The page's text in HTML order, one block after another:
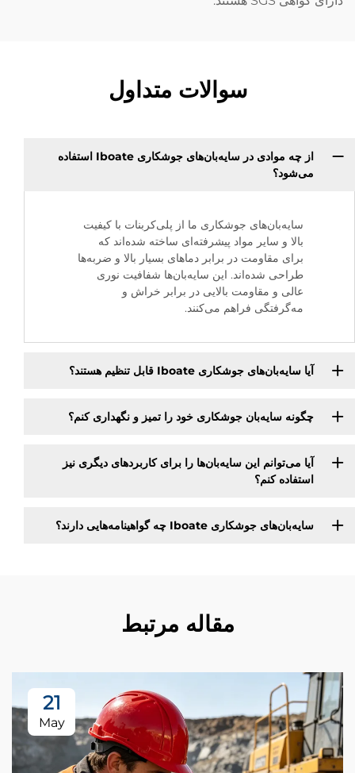
سوالات متداول
از چه موادی در سایه‌بان‌های جوشکاری Iboate استفاده
می‌شود؟
سایه‌بان‌های جوشکاری ما از پلی‌کربنات با کیفیت
بالا و سایر مواد پیشرفته‌ای ساخته شده‌اند که
برای مقاومت در برابر دماهای بسیار بالا و ضربه‌ها
طراحی شده‌اند. این سایه‌بان‌ها شفافیت نوری
عالی و مقاومت بالایی در برابر خراش و
مه‌گرفتگی فراهم می‌کنند.
آیا سایه‌بان‌های جوشکاری Iboate قابل تنظیم هستند؟
چگونه سایه‌بان جوشکاری خود را تمیز و نگهداری کنم؟
آیا می‌توانم این سایه‌بان‌ها را برای کاربردهای دیگری نیز
استفاده کنم؟
سایه‌بان‌های جوشکاری Iboate چه گواهینامه‌هایی دارند؟
مقاله مرتبط
21
May